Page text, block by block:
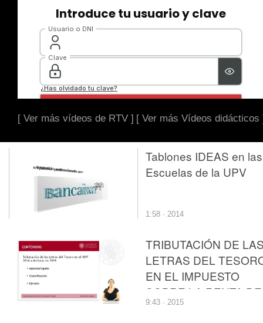
[ Ver más vídeos de RTV ] [ Ver más Vídeos didácticos
Tablones IDEAS en las
Escuelas de la UPV
1:58 · 2014
TRIBUTACIÓN DE
LETRAS DEL
EN EL IMPUESTO
SOBRE LA RENTA DE
LAS PERSONAS
9:43 · 2015